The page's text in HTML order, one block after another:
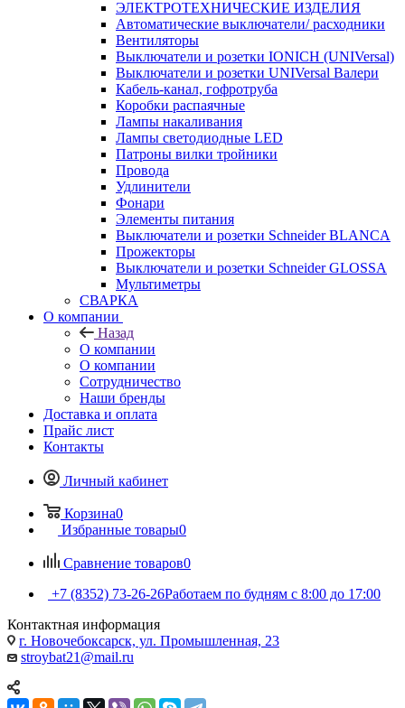
ЭЛЕКТРОТЕХНИЧЕСКИЕ ИЗДЕЛИЯ
Автоматические выключатели/ расходники
Вентиляторы
Выключатели и розетки IONICH (UNIVersal)
Выключатели и розетки UNIVersal Валери
Кабель-канал, гофротруба
Коробки распаячные
Лампы накаливания
Лампы светодиодные LED
Патроны вилки тройники
Провода
Удлинители
Фонари
Элементы питания
Выключатели и розетки Schneider BLANCA
Прожекторы
Выключатели и розетки Schneider GLOSSA
Мультиметры
СВАРКА
О компании
Назад
О компании
О компании
Сотрудничество
Наши бренды
Доставка и оплата
Прайс лист
Контакты
Личный кабинет
Корзина0
Избранные товары0
Сравнение товаров0
+7 (8352) 73-26-26Работаем по будням с 8:00 до 17:00
Контактная информация
г. Новочебоксарск, ул. Промышленная, 23
stroybat21@mail.ru